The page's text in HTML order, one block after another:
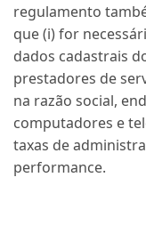
regulamento
que (i) for
dados cadastrais
prestadores de
na razão social,
computadores e
taxas de
performance.